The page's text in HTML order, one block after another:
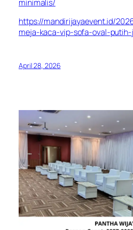
minimalis/
https://mandirijayaevent.id/
meja-kaca-vip-sofa-oval-
April 28, 2026